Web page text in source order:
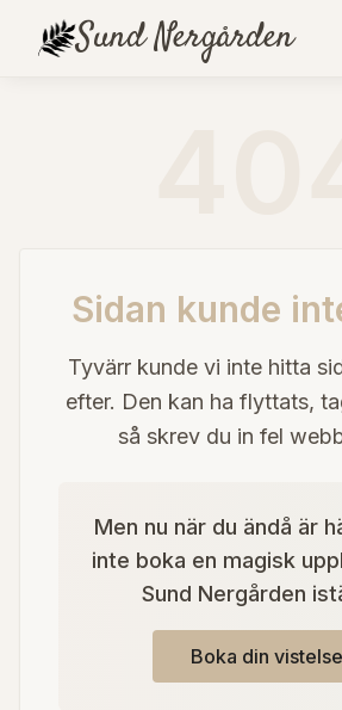
SundNergården
Sidan kunde
Tyvärr kunde vi inte hitta
efter. Den kan ha flyttats,
så skrev du in fel
Men nu när du ändå är
inte boka en magisk
Sund Nergården
Boka din vistelse